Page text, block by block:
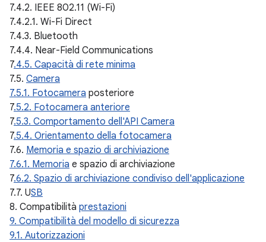
7.4.2. IEEE 802.11 (Wi-Fi)
7.4.2.1. Wi-Fi Direct
7.4.3. Bluetooth
7.4.4. Near-Field Communications
7.4.5. Capacità di rete minima
7.5. Camera
7.5.1. Fotocamera posteriore
7.5.2. Fotocamera anteriore
7.5.3. Comportamento dell'API Camera
7.5.4. Orientamento della fotocamera
7.6. Memoria e spazio di archiviazione
7.6.1. Memoria e spazio di archiviazione
7.6.2. Spazio di archiviazione condiviso dell'applicazione
7.7. USB
8. Compatibilità prestazioni
9. Compatibilità del modello di sicurezza
9.1. Autorizzazioni